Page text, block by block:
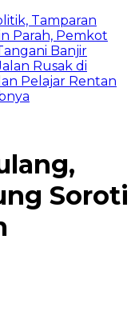
Tamparan
Parah, Pemkot
Banjir
Rusak di
Pelajar Rentan
Soroti